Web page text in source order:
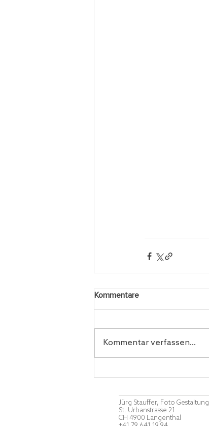
Kommentare
Kommentar verfassen...
Jürg Stauffer, Foto Gestaltung
St. Urbanstrasse 21
CH 4900 Langenthal